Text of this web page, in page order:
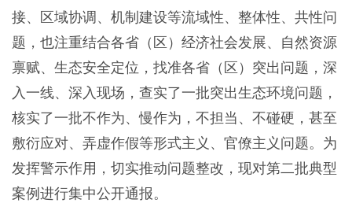
接、区域协调、机制建设等流域性、整体性、共性问
题，也注重结合各省（区）经济社会发展、自然资源
禀赋、生态安全定位，找准各省（区）突出问题，深
入一线、深入现场，查实了一批突出生态环境问题，
核实了一批不作为、慢作为，不担当、不碰硬，甚至
敷衍应对、弄虚作假等形式主义、官僚主义问题。为
发挥警示作用，切实推动问题整改，现对第二批典型
案例进行集中公开通报。